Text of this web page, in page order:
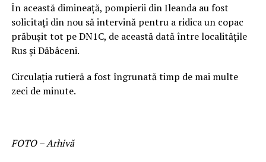
În această dimineață, pompierii din Ileanda au fost
solicitaţi din nou să intervină pentru a ridica un copac
prăbuşit tot pe DN1C, de această dată între localităţile
Rus şi Dăbâceni.
Circulația rutieră a fost îngrunată timp de mai multe
zeci de minute.
FOTO – Arhivă